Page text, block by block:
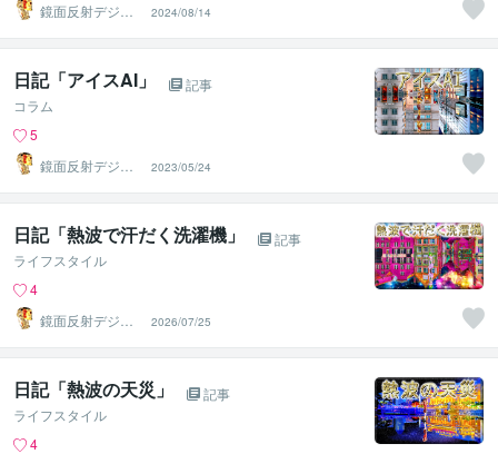
鏡面反射デジタ
ルアート製作所
（鈴木穣）
2024/08/14
日記「アイスAI」
記事
コラム
5
鏡面反射デジタ
ルアート製作所
（鈴木穣）
2023/05/24
日記「熱波で汗だく洗濯機」
記事
ライフスタイル
4
鏡面反射デジタ
ルアート製作所
（鈴木穣）
2026/07/25
日記「熱波の天災」
記事
ライフスタイル
4